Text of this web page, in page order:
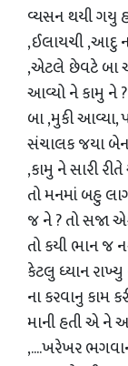
વ્યસન થયી ગયુ
,ઈલાયચી ,આદુ
,એટલે છેવટે બા
આવ્યો ને કામુ ને
બા ,મુકી આવ્યા,
સંચાલક જયા બેન
,કામુ ને સારી
તો મનમાં બહુ
જ ને ? તો સજા
તો કયી ભાન જ
કેટલુ ધ્યાન
ના કરવાનુ કામ
માની હતી એ ને
,....ખરેખર